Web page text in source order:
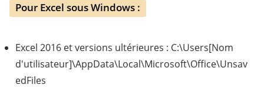
Pour Excel sous Windows :
Excel 2016 et versions ultérieures : C:\Users[Nom
d'utilisateur]\AppData\Local\Microsoft\Office\Unsav
edFiles